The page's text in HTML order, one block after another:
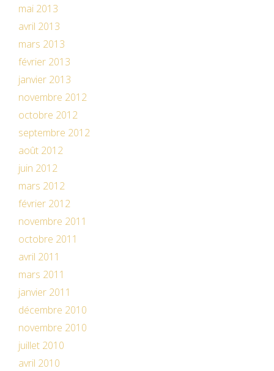
mai 2013
avril 2013
mars 2013
février 2013
janvier 2013
novembre 2012
octobre 2012
septembre 2012
août 2012
juin 2012
mars 2012
février 2012
novembre 2011
octobre 2011
avril 2011
mars 2011
janvier 2011
décembre 2010
novembre 2010
juillet 2010
avril 2010